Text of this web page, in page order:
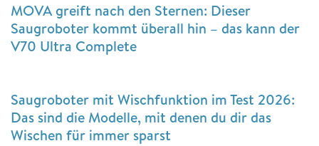
MOVA greift nach den Sternen: Dieser
Saugroboter kommt überall hin – das kann der
V70 Ultra Complete
Saugroboter mit Wischfunktion im Test 2026:
Das sind die Modelle, mit denen du dir das
Wischen für immer sparst